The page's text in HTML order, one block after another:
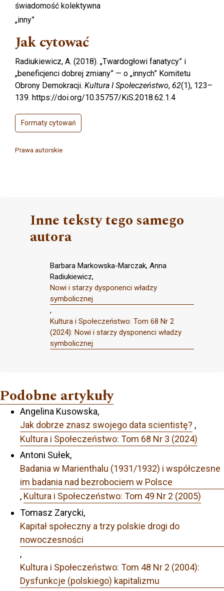
świadomość kolektywna
„inny”
Jak cytować
Radiukiewicz, A. (2018). „Twardogłowi fanatycy” i
„beneficjenci dobrej zmiany” — o „innych” Komitetu
Obrony Demokracji. Kultura I Społeczeństwo, 62(1), 123–
139. https://doi.org/10.35757/KiS.2018.62.1.4
Formaty cytowań
Prawa autorskie
Inne teksty tego samego
autora
Barbara Markowska-Marczak, Anna
Radiukiewicz,
Nowi i starzy dysponenci władzy
symbolicznej
,
Kultura i Społeczeństwo: Tom 68 Nr 2
(2024): Nowi i starzy dysponenci władzy
symbolicznej
Podobne artykuły
Angelina Kusowska,
Jak dobrze znasz swojego data scientistę? ,
Kultura i Społeczeństwo: Tom 68 Nr 3 (2024)
Antoni Sułek,
Badania w Marienthalu (1931/1932) i współczesne
im badania nad bezrobociem w Polsce
, Kultura i Społeczeństwo: Tom 49 Nr 2 (2005)
Tomasz Zarycki,
Kapitał społeczny a trzy polskie drogi do
nowoczesności
,
Kultura i Społeczeństwo: Tom 48 Nr 2 (2004):
Dysfunkcje (polskiego) kapitalizmu